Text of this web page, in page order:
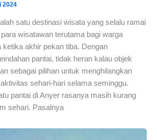
2024
satu destinasi wisata yang selalu ramai
wisatawan terutama bagi warga
ketika akhir pekan tiba. Dengan
pantai, tidak heran kalau objek
sebagai pilihan untuk menghilangkan
sehari-hari selama seminggu.
pantai di Anyer rasanya masih kurang
sehari. Pasalnya